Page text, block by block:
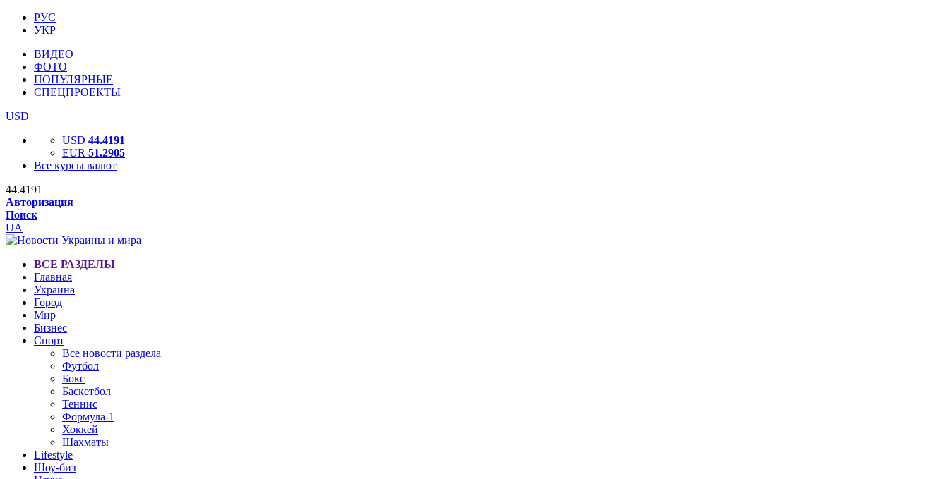
РУС
УКР
ВИДЕО
ФОТО
ПОПУЛЯРНЫЕ
СПЕЦПРОЕКТЫ
USD
USD 44.4191
EUR 51.2905
Все курсы валют
44.4191
Авторизация
Поиск
UA
ВСЕ РАЗДЕЛЫ
Главная
Украина
Город
Мир
Бизнес
Спорт
Все новости раздела
Футбол
Бокс
Баскетбол
Теннис
Формула-1
Хоккей
Шахматы
Lifestyle
Шоу-биз